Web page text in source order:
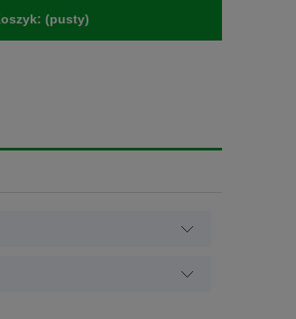
(pusty)